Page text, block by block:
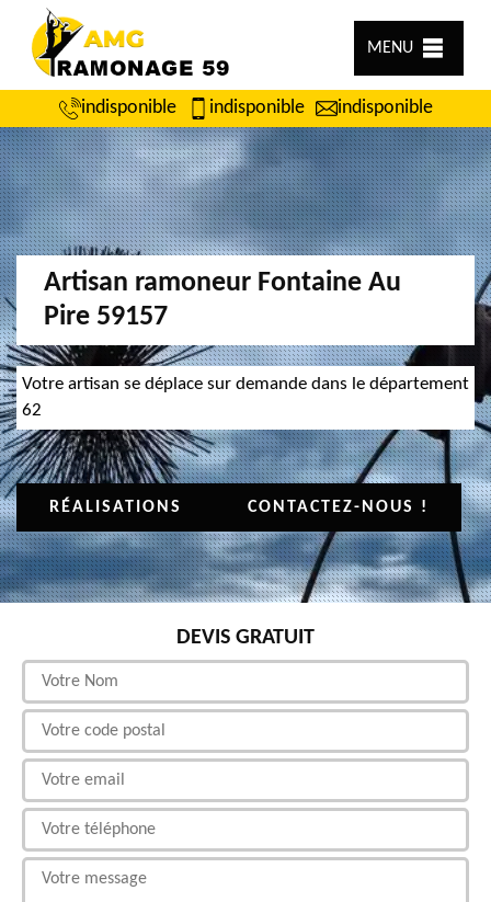
MENU
indisponible indisponible indisponible
Artisan ramoneur Fontaine Au
Pire 59157
Votre artisan se déplace sur demande dans le département
62
RÉALISATIONS CONTACTEZ-NOUS !
DEVIS GRATUIT